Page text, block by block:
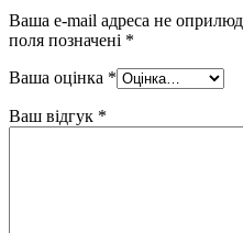
Ваша e-mail адреса не
поля позначені *
Ваша оцінка *
Ваш відгук *